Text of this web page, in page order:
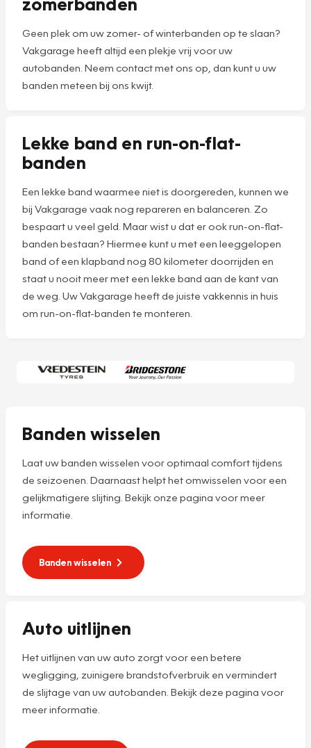
Geen plek om uw zomer- of winterbanden op te slaan?
Vakgarage heeft altijd een plekje vrij voor uw
autobanden. Neem contact met ons op, dan kunt u uw
banden meteen bij ons kwijt.
Lekke band en run-on-flat-
banden
Een lekke band waarmee niet is doorgereden, kunnen we
bij Vakgarage vaak nog repareren en balanceren. Zo
bespaart u veel geld. Maar wist u dat er ook run-on-flat-
banden bestaan? Hiermee kunt u met een leeggelopen
band of een klapband nog 80 kilometer doorrijden en
staat u nooit meer met een lekke band aan de kant van
de weg. Uw Vakgarage heeft de juiste vakkennis in huis
om run-on-flat-banden te monteren.
Banden wisselen
Laat uw banden wisselen voor optimaal comfort tijdens
de seizoenen. Daarnaast helpt het omwisselen voor een
gelijkmatigere slijting. Bekijk onze pagina voor meer
informatie.
Banden wisselen
Auto uitlijnen
Het uitlijnen van uw auto zorgt voor een betere
wegligging, zuinigere brandstofverbruik en vermindert
de slijtage van uw autobanden. Bekijk deze pagina voor
meer informatie.